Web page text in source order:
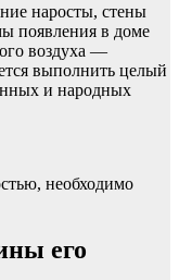
наросты, стены
появления в доме
воздуха —
выполнить целый
и народных
необходимо
его